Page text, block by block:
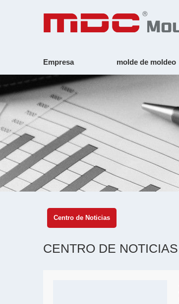
Empresa molde de moldeo
Centro de Noticias
CENTRO DE NOTICIAS